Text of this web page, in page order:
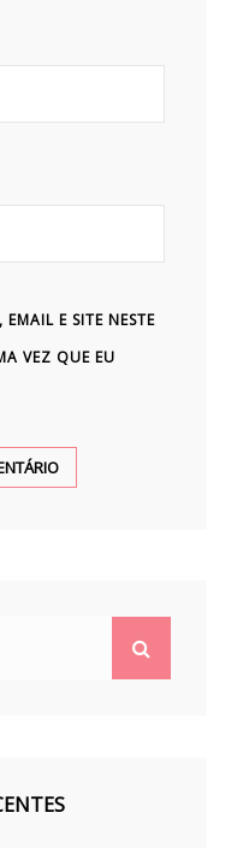
E SITE NESTE
VEZ QUE EU